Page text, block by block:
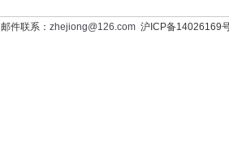
邮件联系： zhejiong@126.com沪ICP备14026169